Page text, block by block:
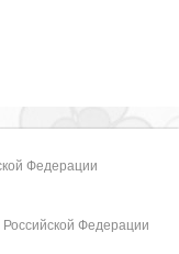
Федерации
Федерации